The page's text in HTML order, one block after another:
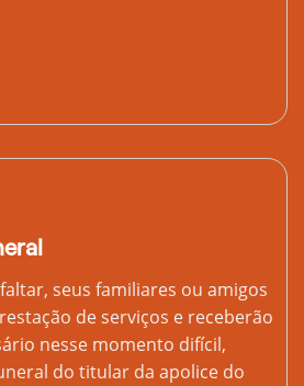
seus familiares ou amigos
de serviços e receberão
nesse momento difícil,
do titular da apolice do